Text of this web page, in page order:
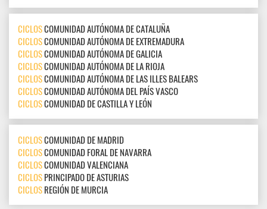
CICLOSCOMUNIDAD AUTÓNOMA DE CATALUÑA
CICLOSCOMUNIDAD AUTÓNOMA DE EXTREMADURA
CICLOSCOMUNIDAD AUTÓNOMA DE GALICIA
CICLOSCOMUNIDAD AUTÓNOMA DE LA RIOJA
CICLOSCOMUNIDAD AUTÓNOMA DE LAS ILLES BALEARS
CICLOSCOMUNIDAD AUTÓNOMA DEL PAÍS VASCO
CICLOSCOMUNIDAD DE CASTILLA Y LEÓN
CICLOSCOMUNIDAD DE MADRID
CICLOSCOMUNIDAD FORAL DE NAVARRA
CICLOSCOMUNIDAD VALENCIANA
CICLOSPRINCIPADO DE ASTURIAS
CICLOSREGIÓN DE MURCIA